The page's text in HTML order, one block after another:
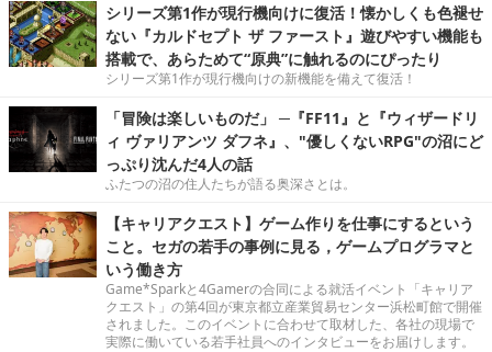
シリーズ第1作が現行機向けに復活！懐かしくも色褪せ
ない『カルドセプト ザ ファースト』遊びやすい機能も
搭載で、あらためて“原典”に触れるのにぴったり
シリーズ第1作が現行機向けの新機能を備えて復活！
「冒険は楽しいものだ」 ─『FF11』と『ウィザードリ
ィ ヴァリアンツ ダフネ』、"優しくないRPG"の沼にど
っぷり沈んだ4人の話
ふたつの沼の住人たちが語る奥深さとは。
【キャリアクエスト】ゲーム作りを仕事にするという
こと。セガの若手の事例に見る，ゲームプログラマと
いう働き方
Game*Sparkと4Gamerの合同による就活イベント「キャリア
クエスト」の第4回が東京都立産業貿易センター浜松町館で開催
されました。このイベントに合わせて取材した、各社の現場で
実際に働いている若手社員へのインタビューをお届けします。